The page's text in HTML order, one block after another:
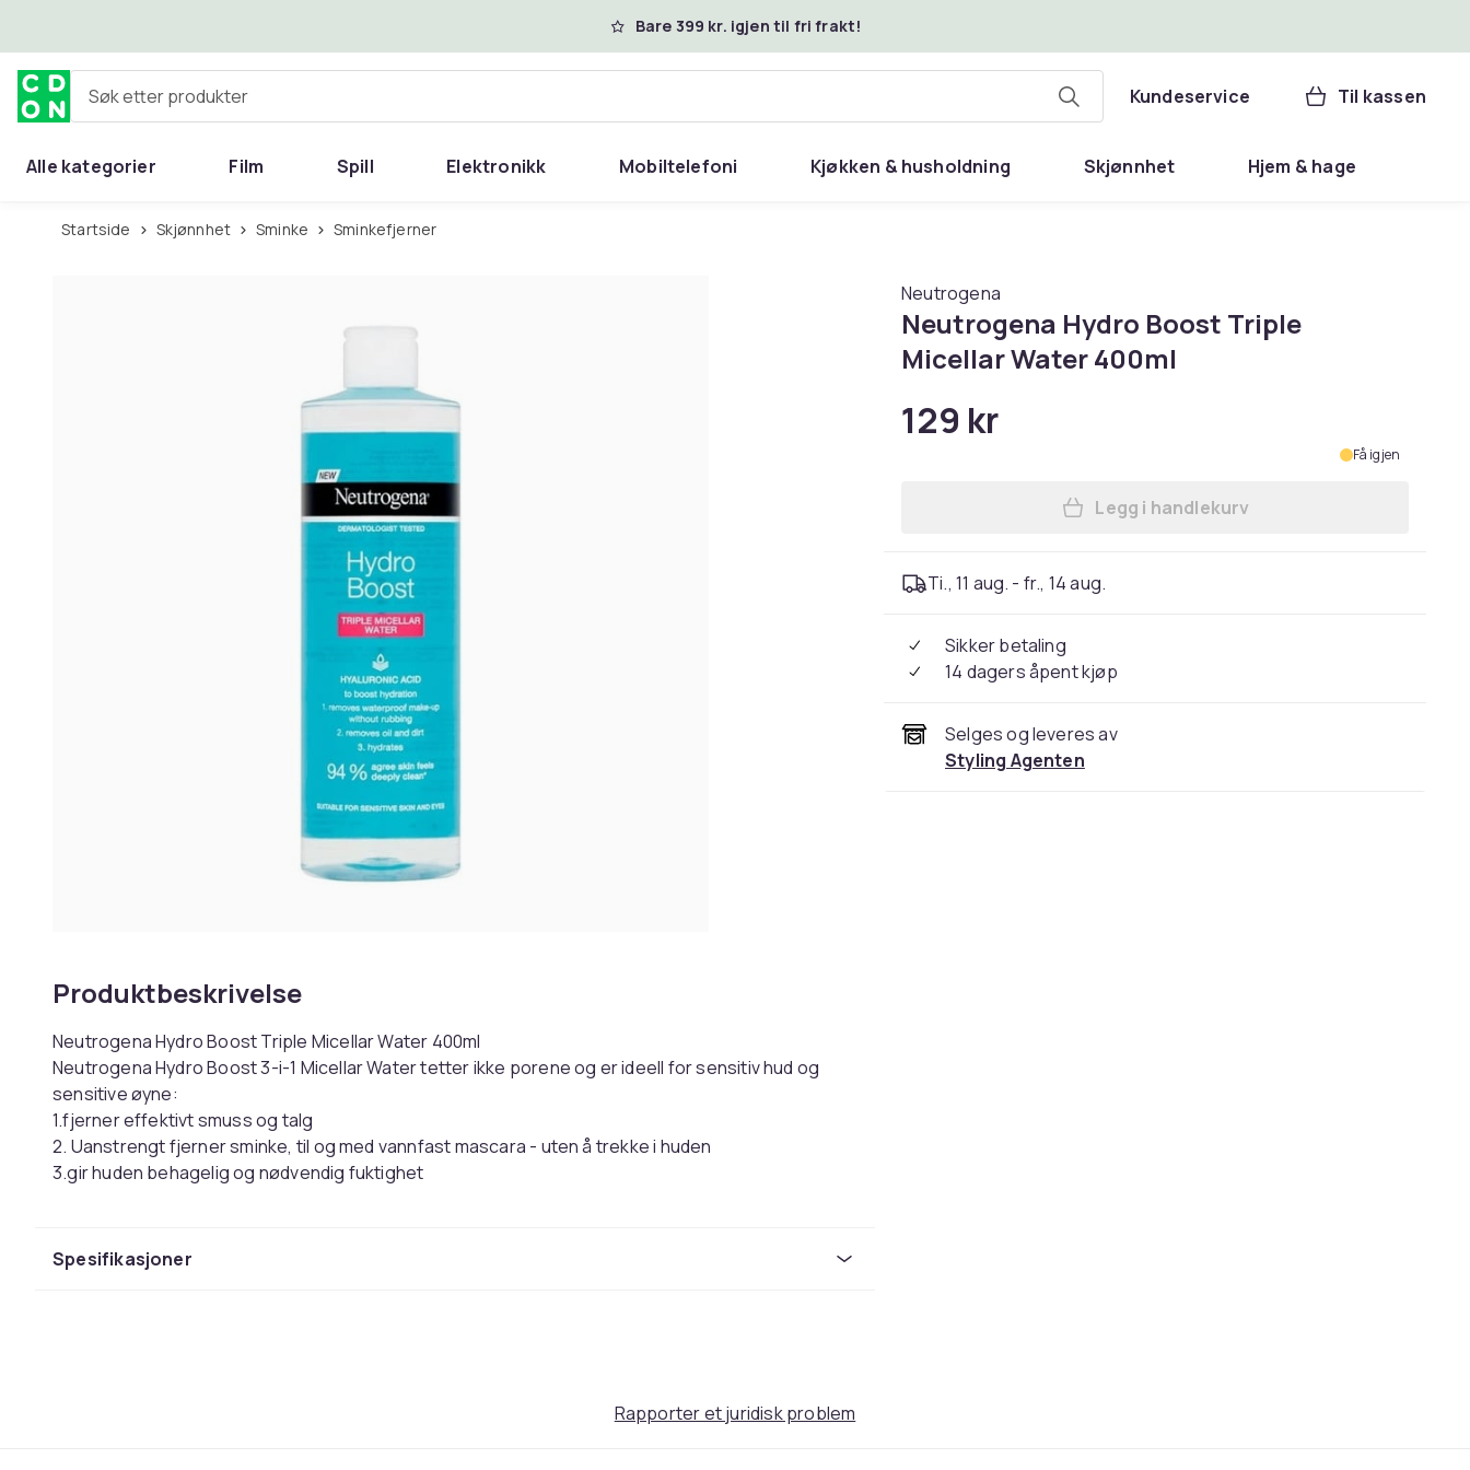
Bare 399 kr. igjen til fri frakt!
Søk etter produkter Kundeservice Til kassen
Alle kategorier Film Spill Elektronikk Mobiltelefoni Kjøkken & husholdning Skjønnhet Hjem & hage
Startside Skjønnhet Sminke Sminkefjerner
Produktbeskrivelse
Neutrogena Hydro Boost Triple Micellar Water 400ml
Neutrogena Hydro Boost 3-i-1 Micellar Water tetter ikke porene og er ideell for sensitiv hud og
sensitive øyne:
1.fjerner effektivt smuss og talg
2. Uanstrengt fjerner sminke, til og med vannfast mascara - uten å trekke i huden
3.gir huden behagelig og nødvendig fuktighet
Vekt, gram
Artikkel nr.
Spesifikasjoner
Neutrogena
Neutrogena Hydro Boost Triple
Micellar Water 400ml
129 kr
Få igjen
Legg Neutrogena Hydro Boost
Legg i handlekurv
Ti., 11 aug. - fr., 14 aug.
Sikker betaling
14 dagers åpent kjøp
Selges og leveres av
Styling Agenten
Rapporter et juridisk problem